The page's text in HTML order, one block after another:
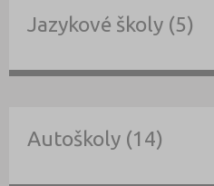
Jazykové školy (5)
Autoškoly (14)